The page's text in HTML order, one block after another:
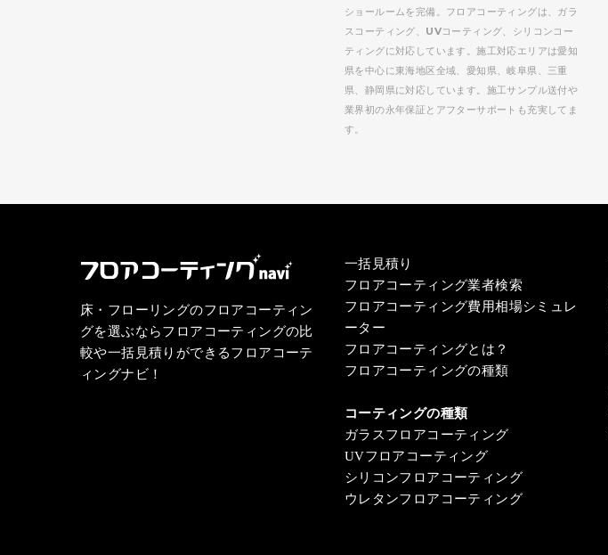
ショールームを完備。フロアコーティングは、ガラ
スコーティング、UVコーティング、シリコンコー
ティングに対応しています。施工対応エリアは愛知
県を中心に東海地区全域、愛知県、岐阜県、三重
県、静岡県に対応しています。施工サンプル送付や
業界初の永年保証とアフターサポートも充実してま
す。
床・フローリングのフロアコーティン
グを選ぶならフロアコーティングの比
較や一括見積りができるフロアコーテ
ィングナビ！
一括見積り
フロアコーティング業者検索
フロアコーティング費用相場シミュレ
ーター
フロアコーティングとは？
フロアコーティングの種類
コーティングの種類
ガラスフロアコーティング
UVフロアコーティング
シリコンフロアコーティング
ウレタンフロアコーティング